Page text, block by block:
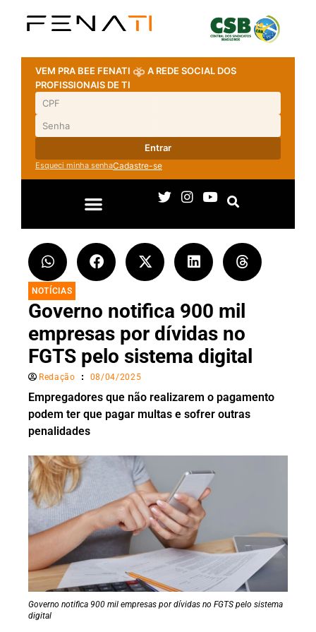
VEM PRA BEE FENATI
A REDE SOCIAL DOS
PROFISSIONAIS DE TI
Entrar
Esqueci minha senhaCadastre-se
NOTÍCIAS
Governo notifica 900 mil
empresas por dívidas no
FGTS pelo sistema digital
Redação 08/04/2025
Empregadores que não realizarem o pagamento
podem ter que pagar multas e sofrer outras
penalidades
Governo notifica 900 mil empresas por dívidas no FGTS pelo sistema
digital